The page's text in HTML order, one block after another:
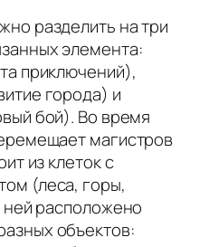
разделить на три
элемента:
приключений),
города) и
бой). Во время
магистров
из клеток с
(леса, горы,
расположено
объектов: